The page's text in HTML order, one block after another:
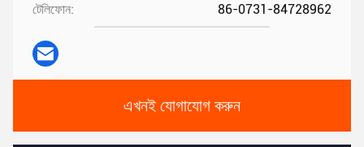
টেলিফোন: 86-0731-84728962
এখনই যোগাযোগ করুন